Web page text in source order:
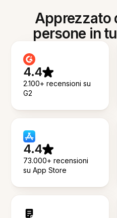
Apprezzato
persone in
4.4
2.100+ recensioni su
G2
4.4
73.000+ recensioni
su App Store